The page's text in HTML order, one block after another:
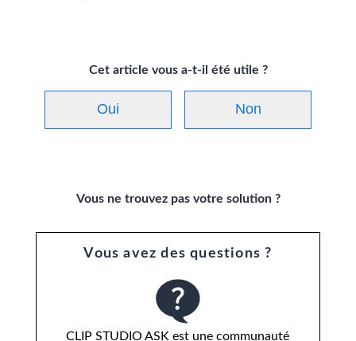
Cet article vous a-t-il été utile ?
Oui Non
Vous ne trouvez pas votre solution ?
Vous avez des questions ?
CLIP STUDIO ASK est une communauté